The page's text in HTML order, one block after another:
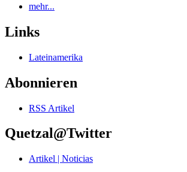
mehr...
Links
Lateinamerika
Abonnieren
RSS Artikel
Quetzal@Twitter
Artikel | Noticias